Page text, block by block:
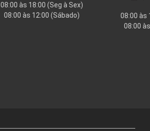
08:00 às 18:00(Seg à Sex)
08:00 às 12:00(Sábado)
08:00 às
08:00